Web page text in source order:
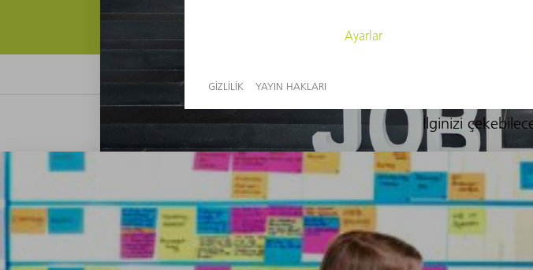
2017 yılından beri TRUMPF, JOBLINGE girişimiyle ortaklaşa genç mültecilerin
sloganı ile şirket üç günlük uygulamalı bir eğitim sunuyor. Çeşitli modüller
talebi gönderin.
İlginizi